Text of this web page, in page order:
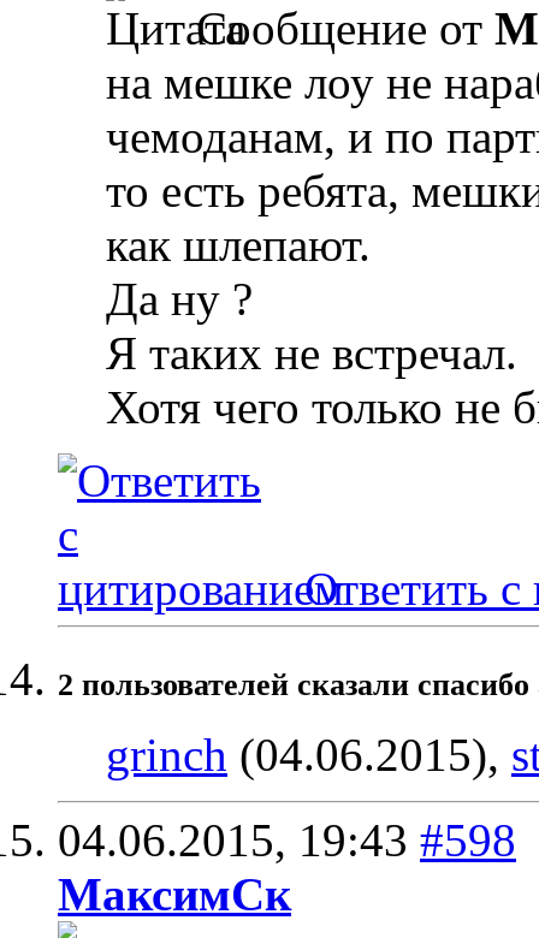
Сообщение от
на мешке лоу не
чемоданам, и по
то есть ребята,
как шлепают.
Да ну ?
Я таких не встречал.
Хотя чего только не
Ответить с
2 пользователей сказали
grinch (04.06.2015),
04.06.2015, 19:43 #598
МаксимСк